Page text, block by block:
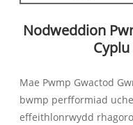
Nodweddion
Mae Pwmp Gwactod
bwmp perfformiad
effeithlonrwydd